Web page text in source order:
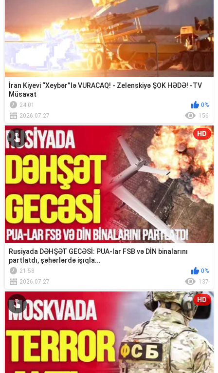
İran Kiyevi “Xeybər”lə VURACAQ! - Zelenskiyə ŞOK HƏDƏ! -TV
Müsavat
24:01
0%
2026.07.27
156
HD
Rusiyada DƏHŞƏT GECƏSİ: PUA-lar FSB və DİN binalarını
partlatdı, şəhərlərdə işıqla...
21:58
0%
2026.07.27
137
HD